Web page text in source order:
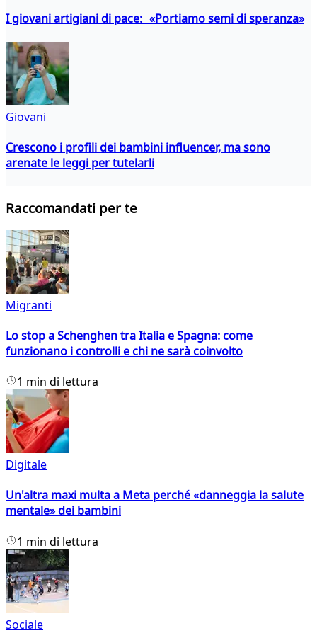
I giovani artigiani di pace: «Portiamo semi di speranza»
Giovani
Crescono i profili dei bambini influencer, ma sono
arenate le leggi per tutelarli
Raccomandati per te
Migranti
Lo stop a Schenghen tra Italia e Spagna: come
funzionano i controlli e chi ne sarà coinvolto
1 min di lettura
Digitale
Un'altra maxi multa a Meta perché «danneggia la salute
mentale» dei bambini
1 min di lettura
Sociale